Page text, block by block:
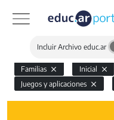
Incluir Archivo educ.ar
Familias Inicial
Juegos y aplicaciones